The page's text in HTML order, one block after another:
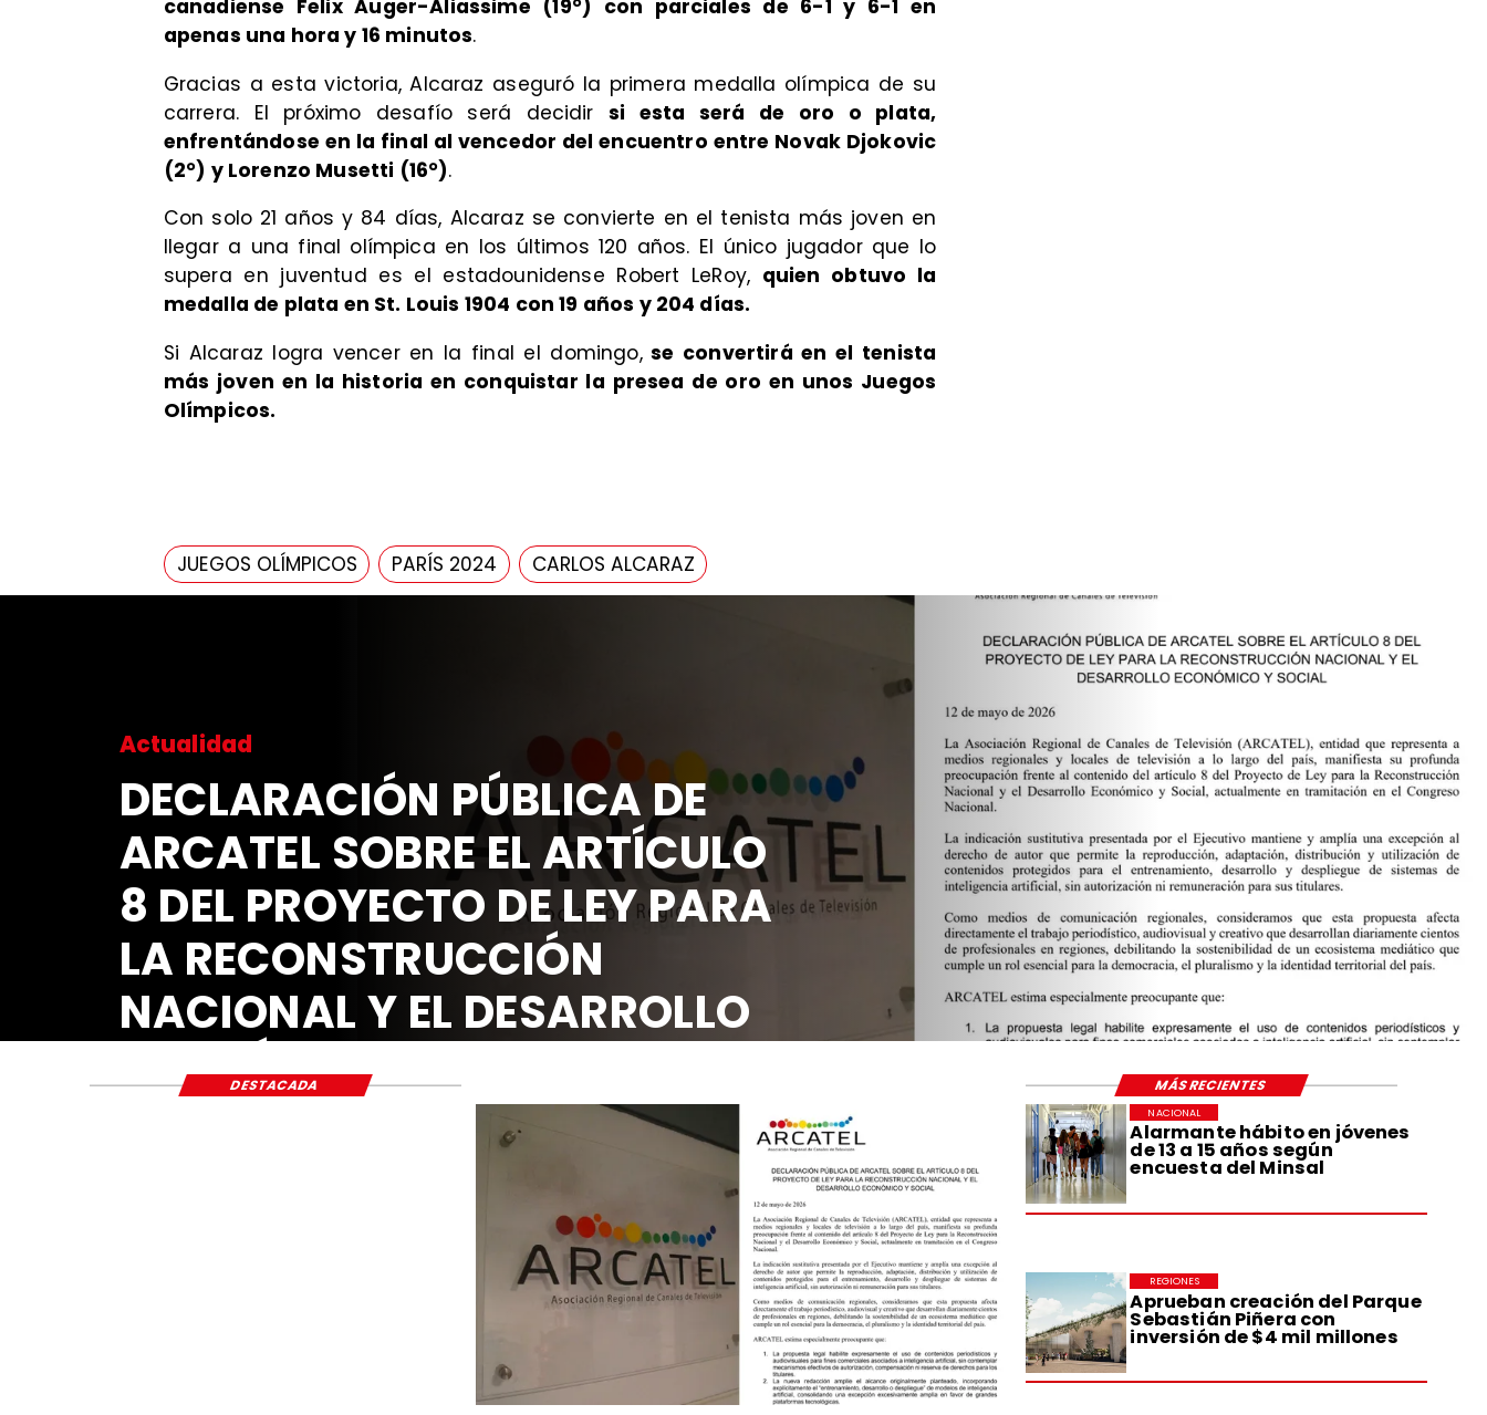
canadiense Felix Auger-Aliassime (19°) con parciales de 6-1 y 6-1 en
apenas una hora y 16 minutos.
Gracias a esta victoria, Alcaraz aseguró la primera medalla olímpica de su
carrera. El próximo desafío será decidirsi esta será de oro o plata,
enfrentándose en la final al vencedor del encuentro entre Novak Djokovic
(2°) y Lorenzo Musetti (16°).
Con solo 21 años y 84 días, Alcaraz se convierte en el tenista más joven en
llegar a una final olímpica en los últimos 120 años. El único jugador que lo
supera en juventud es el estadounidense Robert LeRoy, quien obtuvo la
medalla de plata en St. Louis 1904 con 19 años y 204 días.
Si Alcaraz logra vencer en la final el domingo,se convertirá en el tenista
más joven en la historia en conquistar la presea de oro en unos Juegos
Olímpicos.
JUEGOS OLÍMPICOS PARÍS 2024 CARLOS ALCARAZ
Actualidad
DECLARACIÓN PÚBLICA DE
ARCATEL SOBRE EL ARTÍCULO
8 DEL PROYECTO DE LEY PARA
LA RECONSTRUCCIÓN
NACIONAL Y EL DESARROLLO
ECONÓMICO Y SOCIAL
Alarmante hábito en jóvenes
de 13 a 15 años según
encuesta del Minsal
NACIONAL
Aprueban creación del Parque
Sebastián Piñera con
inversión de $4 mil millones
REGIONES
DESTACADA MÁS RECIENTES